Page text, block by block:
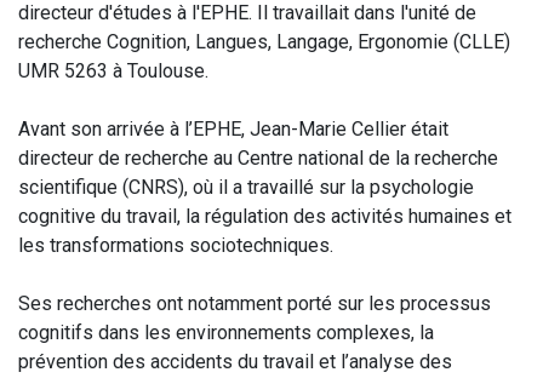
directeur d'études à l'EPHE. Il travaillait dans l'unité de
recherche Cognition, Langues, Langage, Ergonomie (CLLE)
UMR 5263 à Toulouse.
Avant son arrivée à l’EPHE, Jean-Marie Cellier était
directeur de recherche au Centre national de la recherche
scientifique (CNRS), où il a travaillé sur la psychologie
cognitive du travail, la régulation des activités humaines et
les transformations sociotechniques.
Ses recherches ont notamment porté sur les processus
cognitifs dans les environnements complexes, la
prévention des accidents du travail et l’analyse des